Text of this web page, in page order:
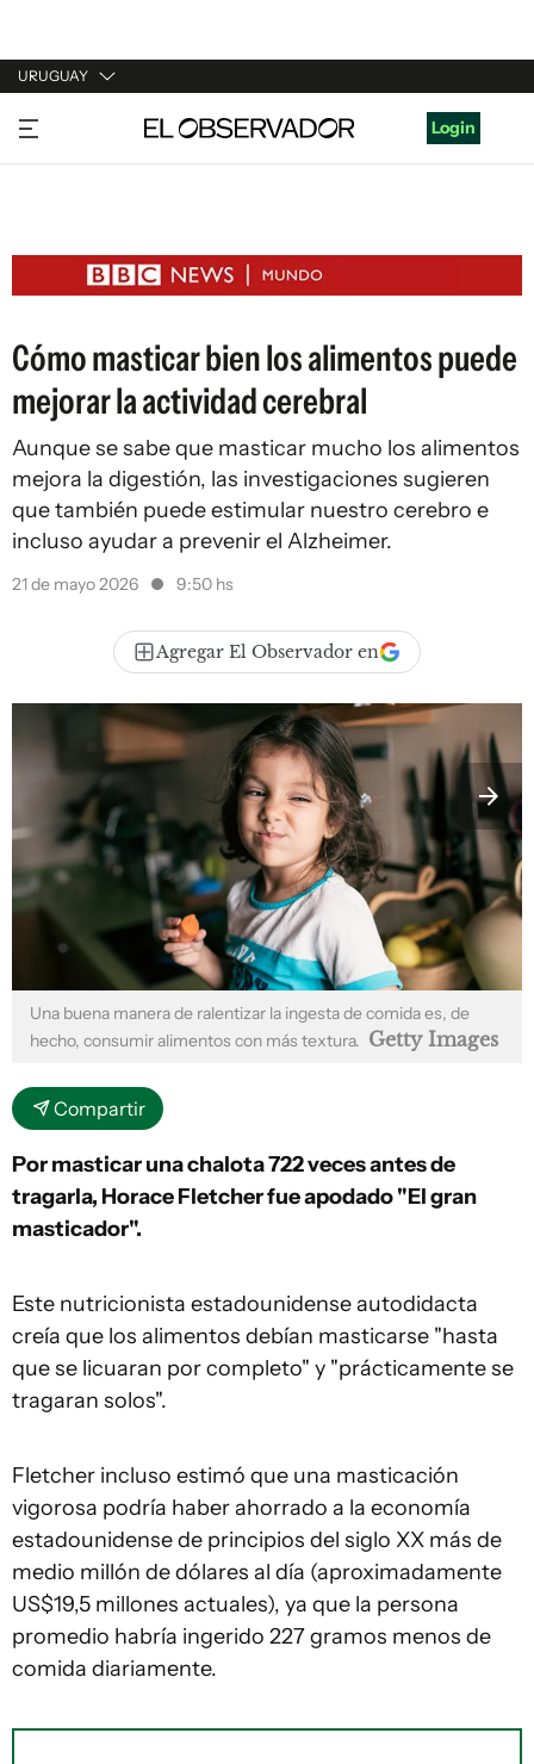
URUGUAY
URUGUAY
ARGENTINA
ESTADOS UNIDOS
Login
Cómo masticar bien los alimentos puede
mejorar la actividad cerebral
Aunque se sabe que masticar mucho los alimentos
mejora la digestión, las investigaciones sugieren
que también puede estimular nuestro cerebro e
incluso ayudar a prevenir el Alzheimer.
21 de mayo 2026 9:50 hs
Agregar El Observador en
Una buena manera de ralentizar la ingesta de comida es, de
hecho, consumir alimentos con más textura. Getty Images
Compartir
Por masticar una chalota 722 veces antes de
tragarla, Horace Fletcher fue apodado "El gran
masticador".
Este nutricionista estadounidense autodidacta
creía que los alimentos debían masticarse "hasta
que se licuaran por completo" y "prácticamente se
tragaran solos".
Fletcher incluso estimó que una masticación
vigorosa podría haber ahorrado a la economía
estadounidense de principios del siglo XX más de
medio millón de dólares al día (aproximadamente
US$19,5 millones actuales), ya que la persona
promedio habría ingerido 227 gramos menos de
comida diariamente.